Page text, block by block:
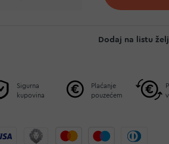
Dodaj na listu
Sigurna
kupovina
Plaćanje
pouzećem